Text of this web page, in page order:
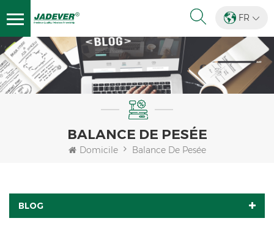
FR
BALANCE DE PESÉE
Domicile Balance De Pesée
BLOG